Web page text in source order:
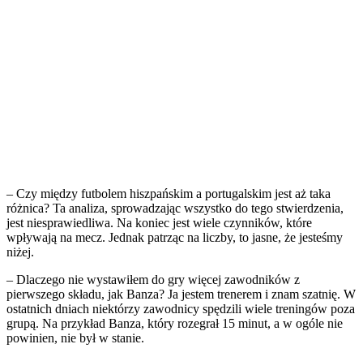
– Czy między futbolem hiszpańskim a portugalskim jest aż taka
różnica? Ta analiza, sprowadzając wszystko do tego stwierdzenia,
jest niesprawiedliwa. Na koniec jest wiele czynników, które
wpływają na mecz. Jednak patrząc na liczby, to jasne, że jesteśmy
niżej.
– Dlaczego nie wystawiłem do gry więcej zawodników z
pierwszego składu, jak Banza? Ja jestem trenerem i znam szatnię. W
ostatnich dniach niektórzy zawodnicy spędzili wiele treningów poza
grupą. Na przykład Banza, który rozegrał 15 minut, a w ogóle nie
powinien, nie był w stanie.